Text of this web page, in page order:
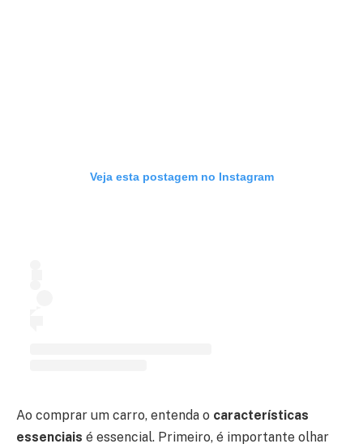
Veja esta postagem no Instagram
Ao comprar um carro, entenda o características
essenciais é essencial. Primeiro, é importante olhar